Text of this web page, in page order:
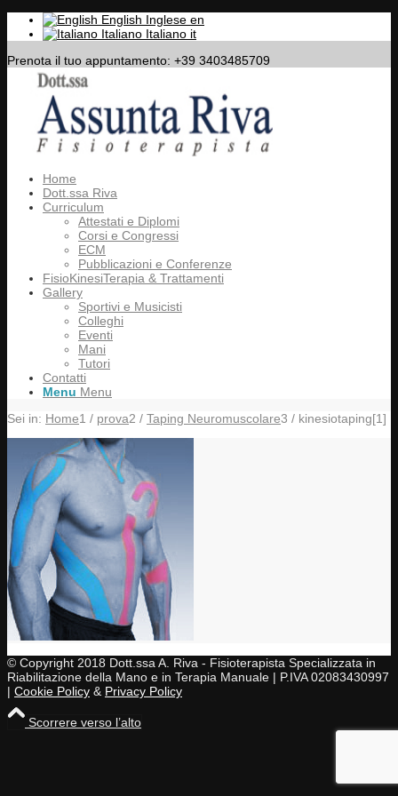
English Inglese en
Italiano Italiano it
Prenota il tuo appuntamento: +39 3403485709
Home
Dott.ssa Riva
Curriculum
Attestati e Diplomi
Corsi e Congressi
ECM
Pubblicazioni e Conferenze
FisioKinesiTerapia & Trattamenti
Gallery
Sportivi e Musicisti
Colleghi
Eventi
Mani
Tutori
Contatti
Menu Menu
Sei in: Home1 / prova2 / Taping Neuromuscolare3 / kinesiotaping[1]
© Copyright 2018 Dott.ssa A. Riva - Fisioterapista Specializzata in
Riabilitazione della Mano e in Terapia Manuale | P.IVA 02083430997
| Cookie Policy & Privacy Policy
Scorrere verso l’alto